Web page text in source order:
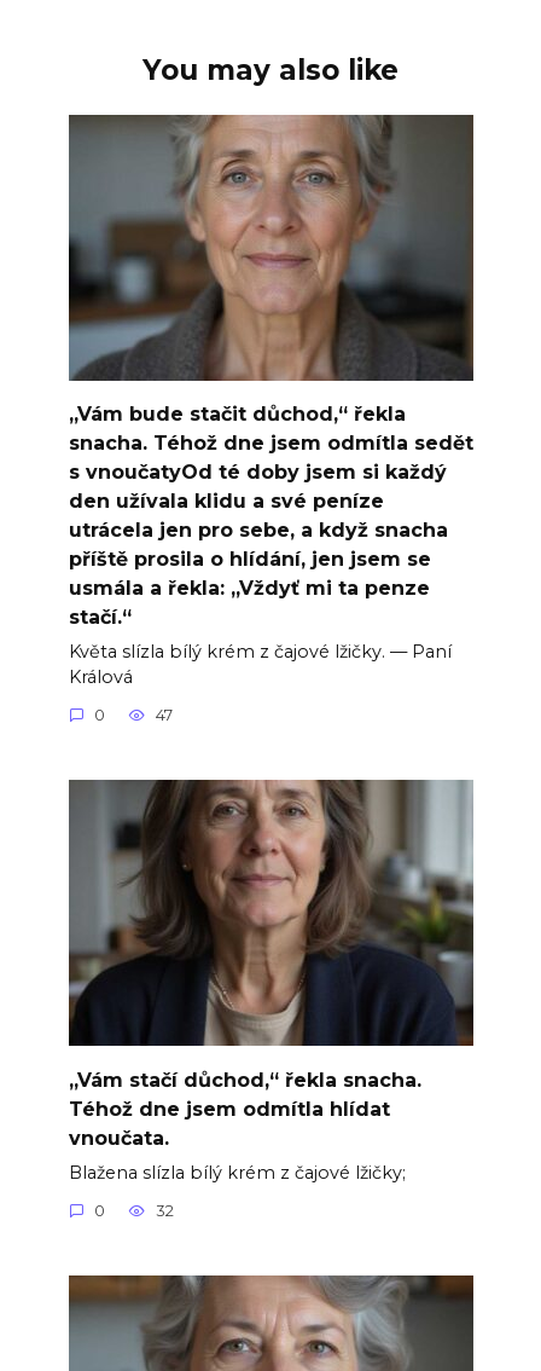
You may also like
„Vám bude stačit důchod,“ řekla
snacha. Téhož dne jsem odmítla sedět
s vnoučatyOd té doby jsem si každý
den užívala klidu a své peníze
utrácela jen pro sebe, a když snacha
příště prosila o hlídání, jen jsem se
usmála a řekla: „Vždyť mi ta penze
stačí.“
Květa slízla bílý krém z čajové lžičky. — Paní
Králová
0 47
„Vám stačí důchod,“ řekla snacha.
Téhož dne jsem odmítla hlídat
vnoučata.
Blažena slízla bílý krém z čajové lžičky;
0 32